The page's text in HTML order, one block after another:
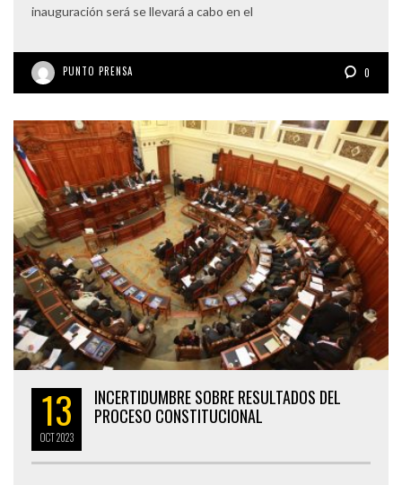
inauguración será se llevará a cabo en el
PUNTO PRENSA 0
13
OCT2023
INCERTIDUMBRE SOBRE RESULTADOS DEL
PROCESO CONSTITUCIONAL